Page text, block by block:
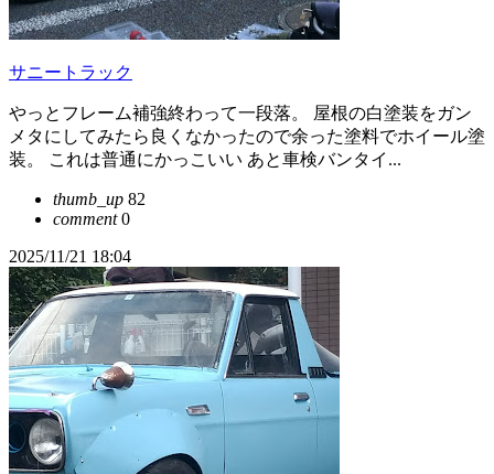
サニートラック
やっとフレーム補強終わって一段落。 屋根の白塗装をガン
メタにしてみたら良くなかったので余った塗料でホイール塗
装。 これは普通にかっこいい あと車検バンタイ...
thumb_up 82
comment0
2025/11/21 18:04